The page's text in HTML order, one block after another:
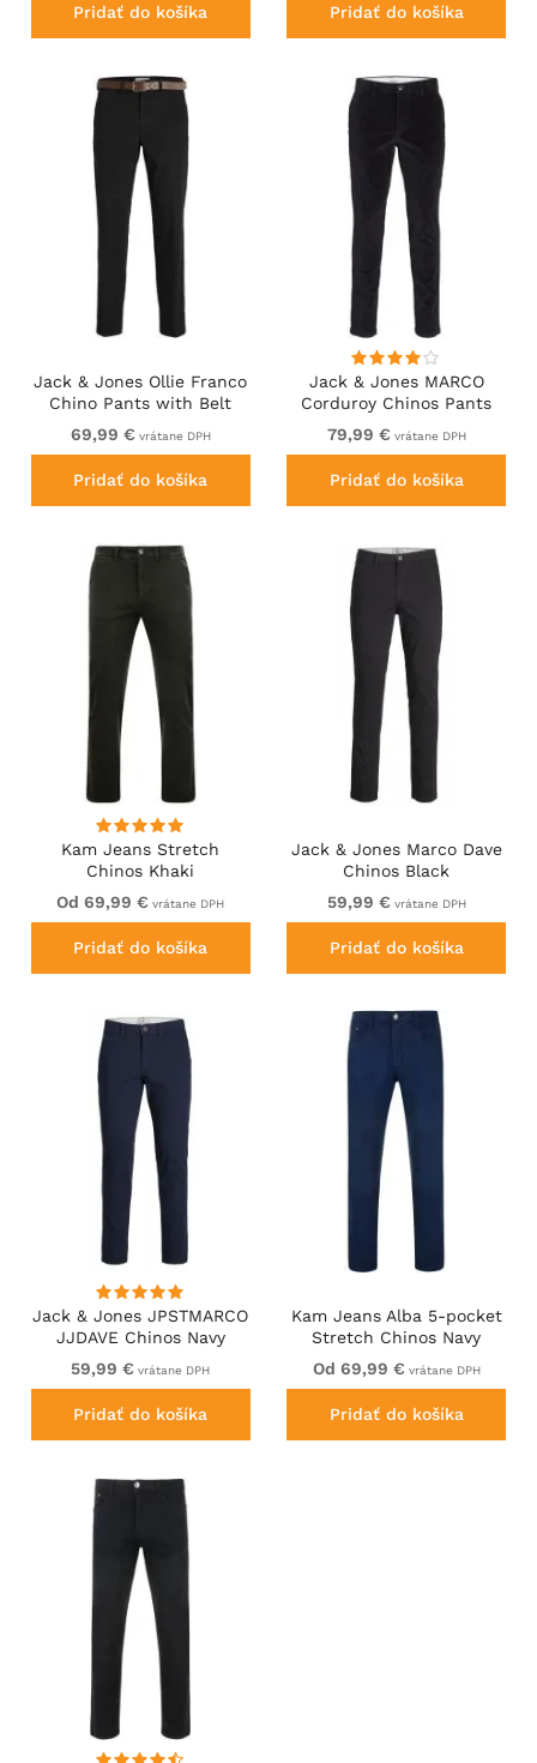
Pridať do košíka Pridať do košíka
Jack & Jones Ollie Franco
Chino Pants with Belt
Black
69,99 € vrátane DPH
Pridať do košíka
Jack & Jones MARCO
Corduroy Chinos Pants
Black
79,99 € vrátane DPH
Pridať do košíka
Kam Jeans Stretch
Chinos Khaki
Od 69,99 € vrátane DPH
Pridať do košíka
Jack & Jones Marco Dave
Chinos Black
59,99 € vrátane DPH
Pridať do košíka
Jack & Jones JPSTMARCO
JJDAVE Chinos Navy
Blazer
59,99 € vrátane DPH
Pridať do košíka
Kam Jeans Alba 5-pocket
Stretch Chinos Navy
Od 69,99 € vrátane DPH
Pridať do košíka